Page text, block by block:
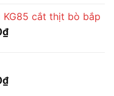
là:
cắt thịt bò bắp
₫Giá
1.570.000₫.
₫Giá